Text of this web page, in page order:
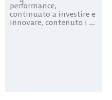
performance,
continuato a investire e
innovare, contenuto i ...